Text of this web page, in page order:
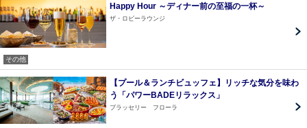
Happy Hour ～ディナー前の至福の一杯～
ザ・ロビーラウンジ
その他
【プール＆ランチビュッフェ】リッチな気分を味わ
う「パワーBADEリラックス」
ブラッセリー フローラ